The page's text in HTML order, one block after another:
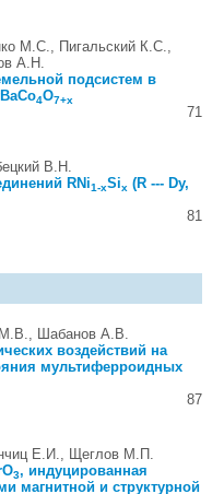
М.С., Пигальский К.С.,
А.Н.
подсистем в
4O7+x
71
В.Н.
RNi1-xSix (R --- Dy,
81
Шабанов А.В.
воздействий на
мультиферроидных
87
Е.И., Щеглов М.П.
3, индуцированная
магнитной и структурной